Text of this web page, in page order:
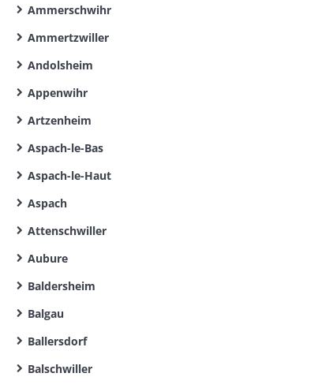
Ammerschwihr
Ammertzwiller
Andolsheim
Appenwihr
Artzenheim
Aspach-le-Bas
Aspach-le-Haut
Aspach
Attenschwiller
Aubure
Baldersheim
Balgau
Ballersdorf
Balschwiller